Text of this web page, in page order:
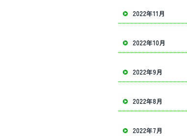
2022年11月
2022年10月
2022年9月
2022年8月
2022年7月